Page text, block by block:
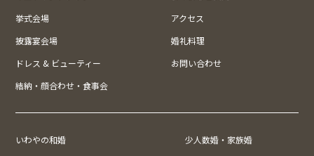
挙式会場
アクセス
披露宴会場
婚礼料理
ドレス & ビューティー
お問い合わせ
結納・顔合わせ・食事会
いわやの和婚
少人数婚・家族婚